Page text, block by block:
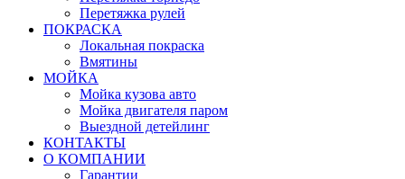
Перетяжка рулей
ПОКРАСКА
Локальная покраска
Вмятины
МОЙКА
Мойка кузова авто
Мойка двигателя паром
Выездной детейлинг
КОНТАКТЫ
О КОМПАНИИ
Гарантии